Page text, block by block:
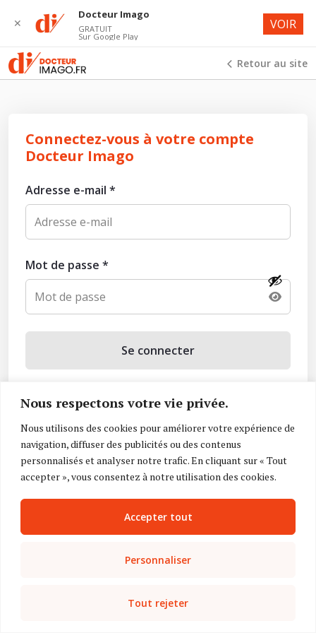
Nous respectons votre vie privée.
Nous utilisons des cookies pour améliorer votre expérience de
navigation, diffuser des publicités ou des contenus
personnalisés et analyser notre trafic. En cliquant sur « Tout
accepter », vous consentez à notre utilisation des cookies.
Personnaliser
Tout rejeter
Accepter tout
Retour au site
Connectez-vous à votre compte
Docteur Imago
Adresse e-mail *
Mot de passe *
Se connecter
Mot de passe oublié ?
Vous n’avez pas de compte ? Inscrivez-vous
✕
Docteur Imago
GRATUIT
Sur Google Play
VOIR